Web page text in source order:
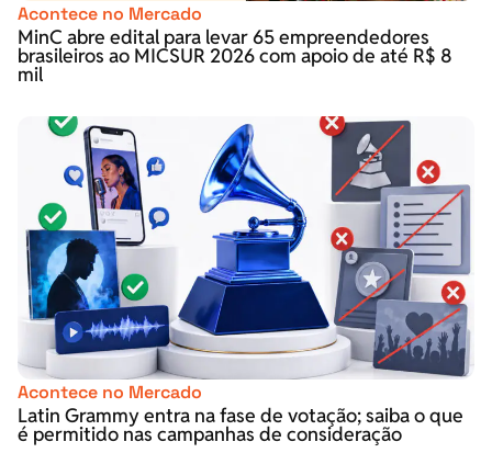
Acontece no Mercado
MinC abre edital para levar 65 empreendedores
brasileiros ao MICSUR 2026 com apoio de até R$ 8
mil
Acontece no Mercado
Latin Grammy entra na fase de votação; saiba o que
é permitido nas campanhas de consideração